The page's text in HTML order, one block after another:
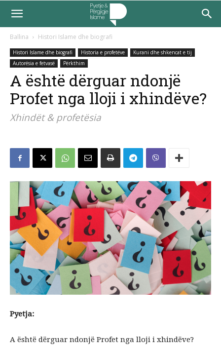
Ballina Histori Islame dhe biografi
Histori Islame dhe biografi Historia e profetëve
Kurani dhe shkencat e tij
Autorësia e fetvasë
Përkthim
A është dërguar ndonjë
Profet nga lloji i xhindëve?
Xhindët & profetësia
Pyetja:
A është dërguar ndonjë Profet nga lloji i xhindëve?